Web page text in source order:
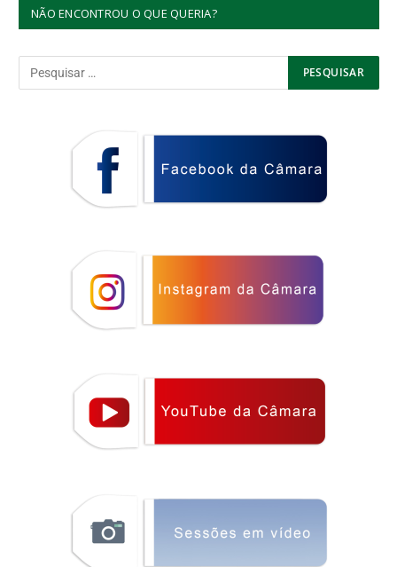
NÃO ENCONTROU O QUE QUERIA?